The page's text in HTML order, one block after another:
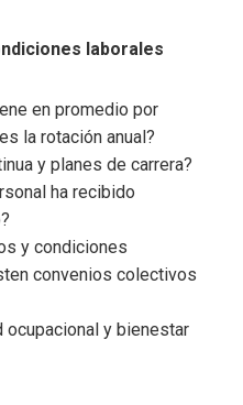
laborales
en promedio por
la rotación anual?
y planes de carrera?
ha recibido
y condiciones
convenios colectivos
ocupacional y bienestar